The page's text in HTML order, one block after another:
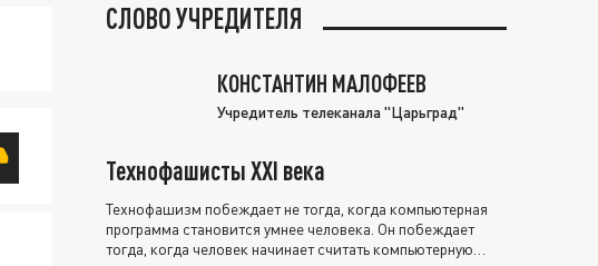
СЛОВО УЧРЕДИТЕЛЯ
КОНСТАНТИН МАЛОФЕЕВ
Учредитель телеканала "Царьград"
Технофашисты XXI века
Технофашизм побеждает не тогда, когда компьютерная
программа становится умнее человека. Он побеждает
тогда, когда человек начинает считать компьютерную